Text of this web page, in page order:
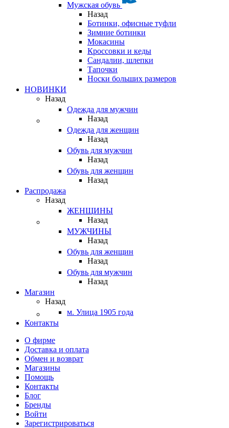
Мужская обувь
Назад
Ботинки, офисные туфли
Зимние ботинки
Мокасины
Кроссовки и кеды
Сандалии, шлепки
Тапочки
Носки больших размеров
НОВИНКИ
Назад
Одежда для мужчин
Назад
Одежда для женщин
Назад
Обувь для мужчин
Назад
Обувь для женщин
Назад
Распродажа
Назад
ЖЕНЩИНЫ
Назад
МУЖЧИНЫ
Назад
Обувь для женщин
Назад
Обувь для мужчин
Назад
Магазин
Назад
м. Улица 1905 года
Контакты
О фирме
Доставка и оплата
Обмен и возврат
Магазины
Помощь
Контакты
Блог
Бренды
Войти
Зарегистрироваться